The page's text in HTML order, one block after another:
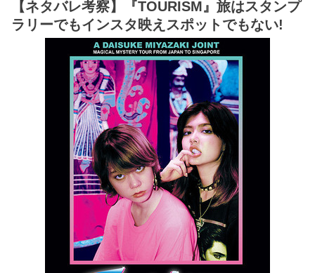
【ネタバレ考察】『TOURISM』旅はスタンプ
ラリーでもインスタ映えスポットでもない!